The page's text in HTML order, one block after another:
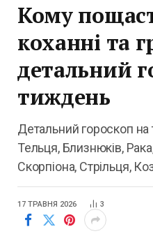
Кому
коханні та
детальний
тиждень
Детальний гороскоп
Тельця, Близнюків,
Скорпіона, Стрільця,
17 ТРАВНЯ 2026 3